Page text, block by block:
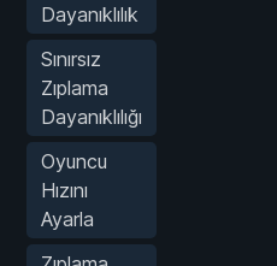
Dayanıklılık
Sınırsız
Zıplama
Dayanıklılığı
Oyuncu
Hızını
Ayarla